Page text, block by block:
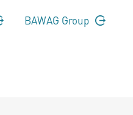
BAWAG Group